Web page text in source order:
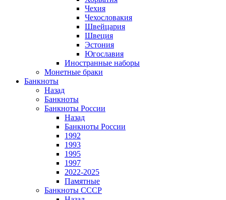
Чехия
Чехословакия
Швейцария
Швеция
Эстония
Югославия
Иностранные наборы
Монетные браки
Банкноты
Назад
Банкноты
Банкноты России
Назад
Банкноты России
1992
1993
1995
1997
2022-2025
Памятные
Банкноты СССР